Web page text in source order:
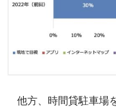
他方、時間貸駐車場